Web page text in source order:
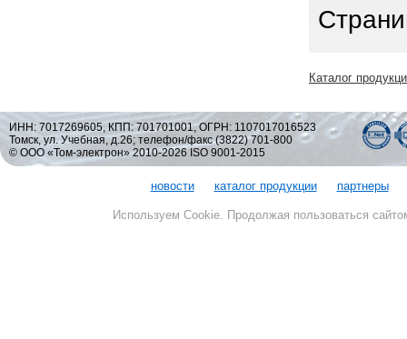
Каталог
ИНН: 7017269605, КПП: 701701001, ОГРН: 1107017016523
Томск, ул. Учебная, д.26; телефон/факс (3822) 701-800
© ООО «Том-электрон» 2010-2026 ISO 9001-2015
новости каталог продукции партнеры
Используем Cookie. Продолжая пользоваться